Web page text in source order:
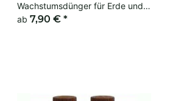
Wachstumsdünger für Erde und
Coco für Outdoor Grow
ab 7,90 € *